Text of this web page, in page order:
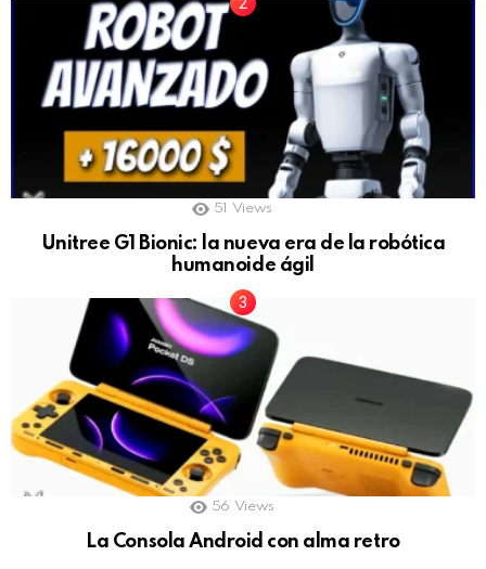
51 Views
Unitree G1 Bionic: la nueva era de la robótica
humanoide ágil
56 Views
La Consola Android con alma retro